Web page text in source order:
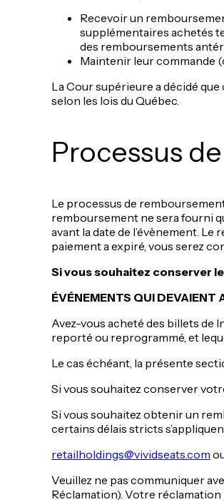
Recevoir un
supplémentaires achetés
des remboursements
Maintenir leur commande
La Cour supérieure a décidé
selon les lois du Québec.
Processus
Le processus de
remboursement ne sera fourni
avant la date de l’évènement.
paiement a expiré, vous serez
Si vous souhaitez conserver
ÉVÉNEMENTS QUI DEVAIENT
Avez-vous acheté des billets de
reporté ou reprogrammé, et
Le cas échéant, la présente
Si vous souhaitez conserver
Si vous souhaitez obtenir un
certains délais stricts
retailholdings@vividseats.com
Veuillez ne pas communiquer
Réclamation). Votre